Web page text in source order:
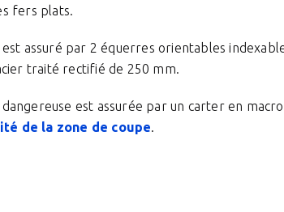
fers plats.
assuré par 2 équerres orientables
traité rectifié de 250 mm.
dangereuse est assurée par un carter en
de la zone de coupe.